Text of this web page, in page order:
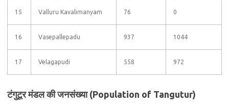
15 Valluru Kavalimanyam 76 0
16 Vasepallepadu 937 1044
17 Velagapudi 558 972
टंगुटूर मंडल की जनसंख्या (Population of Tangutur)